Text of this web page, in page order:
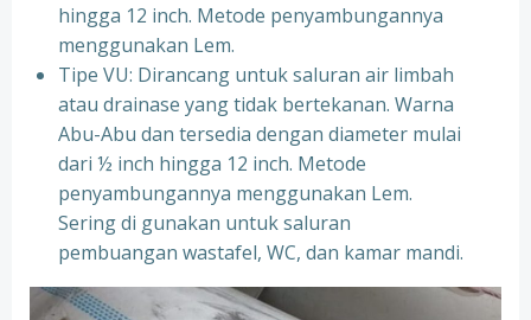
hingga 12 inch. Metode penyambungannya
menggunakan Lem.
Tipe VU: Dirancang untuk saluran air limbah
atau drainase yang tidak bertekanan. Warna
Abu-Abu dan tersedia dengan diameter mulai
dari ½ inch hingga 12 inch. Metode
penyambungannya menggunakan Lem.
Sering di gunakan untuk saluran
pembuangan wastafel, WC, dan kamar mandi.